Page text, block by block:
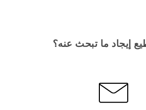
إيجاد ما تبحث عنه؟